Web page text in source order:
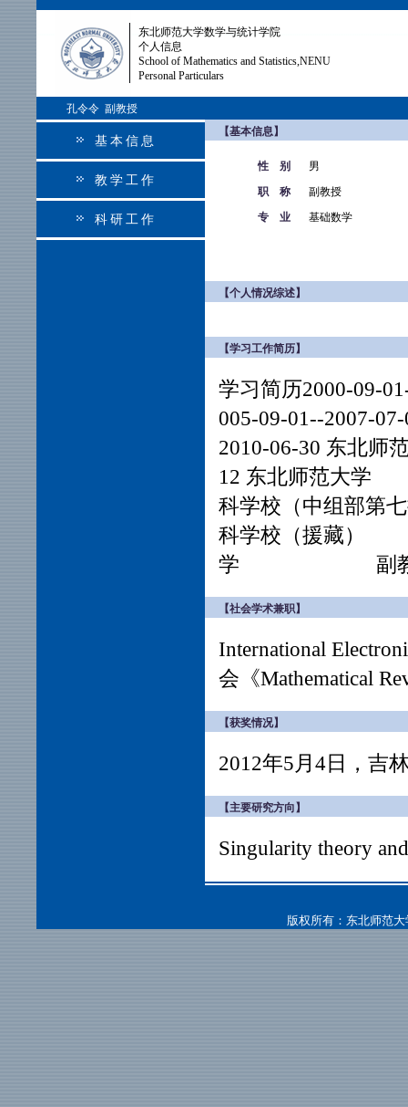
东北师范大学数学与统计学院
个人信息
School of Mathematics and Statistics,NENU
Personal Particulars
孔令令 副教授
基本信息
教学工作
科研工作
【基本信息】
性 别
男
职 称
副教授
专 业
基础数学
【个人情况综述】
【学习工作简历】
学习简历2000-
005-09-01--
2010-06-30 东
12 东北师范大
科学校（中组部第
科学校（援藏
学 副教
【社会学术兼职】
International
会《Mathematical
【获奖情况】
2012年5月4日，吉
【主要研究方向】
Singularity theory
版权所有：东北师范